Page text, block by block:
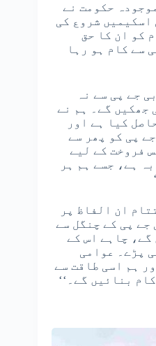
حکومت نے
اسکیمیں شروع کی
کو ان کا حق
سے کام ہو رہا
جے پی سے نہ
جھکیں گے۔ ہم نے
کیا ہے اور
پی کو پھر سے
فروخت کے لیے
ہے، جسے ہم ہر
ان الفاظ پر
جے پی کے چنگل سے
گے، چاہے اس کے
پڑے۔ عوامی
ہم اسی طاقت سے
بنائیں گے۔‘‘